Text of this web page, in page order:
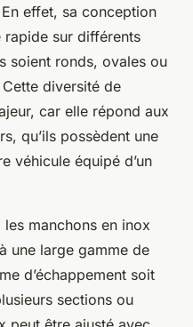
effet, sa conception
rapide sur différents
soient ronds, ovales ou
diversité de
car elle répond aux
qu’ils possèdent une
véhicule équipé d’un
manchons en inox
une large gamme de
d’échappement soit
sections ou